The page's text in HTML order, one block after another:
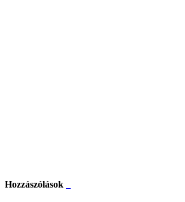
Hozzászólások